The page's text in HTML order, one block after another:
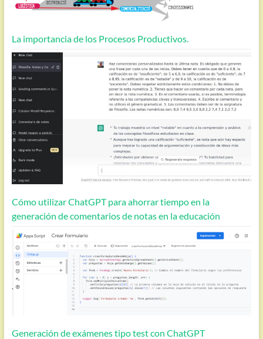
La importancia de los Procesos Productivos.
Cómo utilizar ChatGPT para ahorrar tiempo en la
generación de comentarios de notas en la educación
Generación de exámenes tipo test con ChatGPT